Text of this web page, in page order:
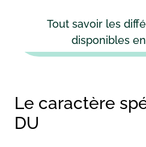
Tout savoir les
disponibles
Le caractère
DU